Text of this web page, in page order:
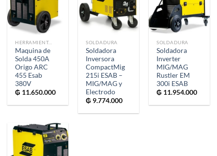
HERRAMIENTAS
Maquina de
Solda 450A
Origo ARC
455 Esab
380V
₲ 11.650.000
SOLDADURA
Soldadora
Inversora
CompactMig
215i ESAB –
MIG/MAG y
Electrodo
₲ 9.774.000
SOLDADURA
Soldadora
Inverter
MIG/MAG
Rustler EM
300i ESAB
₲ 11.954.000